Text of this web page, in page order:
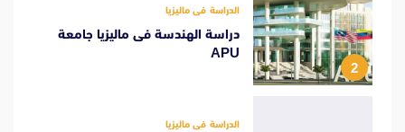
2
الدراسة فى ماليزيا
دراسة الهندسة فى ماليزيا جامعة
APU
الدراسة فى ماليزيا